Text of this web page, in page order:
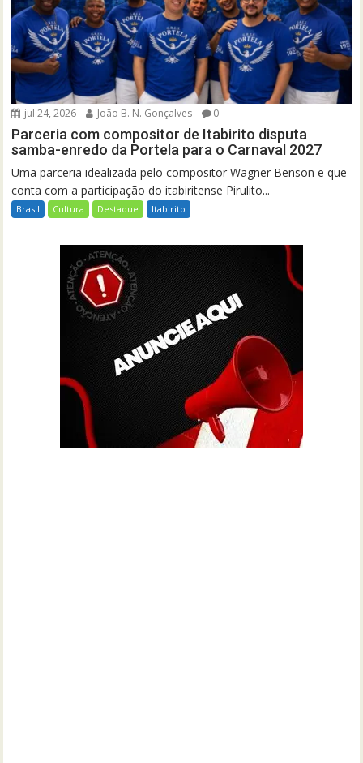
jul 24, 2026 João B. N. Gonçalves 0
Parceria com compositor de Itabirito disputa
samba-enredo da Portela para o Carnaval 2027
Uma parceria idealizada pelo compositor Wagner Benson e que
conta com a participação do itabiritense Pirulito...
Brasil Cultura Destaque Itabirito